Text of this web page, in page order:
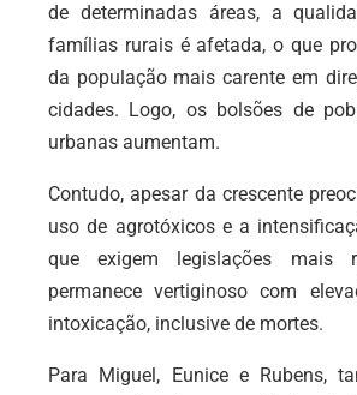
de determinadas áreas, a
famílias rurais é afetada, o que
da população mais carente em
cidades. Logo, os bolsões de
urbanas aumentam.
Contudo, apesar da crescente
uso de agrotóxicos e a
que exigem legislações mais
permanece vertiginoso com
intoxicação, inclusive de mortes.
Para Miguel, Eunice e Rubens,